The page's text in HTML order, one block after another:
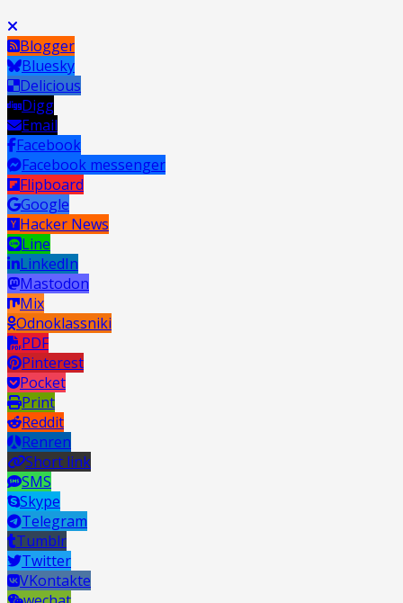
Blogger
Bluesky
Delicious
Digg
Email
Facebook
Facebook messenger
Flipboard
Google
Hacker News
Line
LinkedIn
Mastodon
Mix
Odnoklassniki
PDF
Pinterest
Pocket
Print
Reddit
Renren
Short link
SMS
Skype
Telegram
Tumblr
Twitter
VKontakte